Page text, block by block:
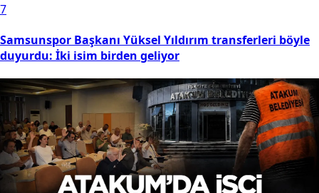
7
Samsunspor Başkanı Yüksel Yıldırım transferleri böyle
duyurdu: İki isim birden geliyor